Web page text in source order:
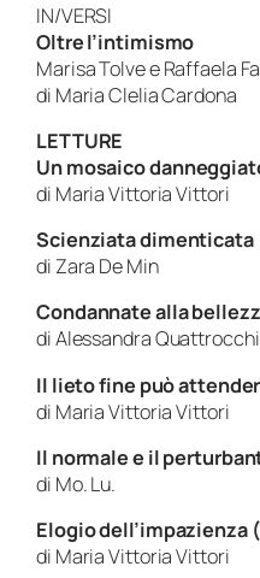
IN/VERSI
Oltre l’intimismo
Marisa Tolve e Raffaela
di Maria Clelia
LETTURE
Un mosaico
di Maria Vittoria
Scienziata dimenticata
di Zara De Min
Condannate alla
di Alessandra
Il lieto fine può
di Maria Vittoria
Il normale e il
di Mo. Lu.
Elogio dell’impazienza
di Maria Vittoria